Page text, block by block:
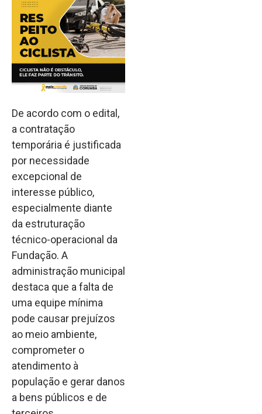
De acordo com o edital,
a contratação
temporária é justificada
por necessidade
excepcional de
interesse público,
especialmente diante
da estruturação
técnico-operacional da
Fundação. A
administração municipal
destaca que a falta de
uma equipe mínima
pode causar prejuízos
ao meio ambiente,
comprometer o
atendimento à
população e gerar danos
a bens públicos e de